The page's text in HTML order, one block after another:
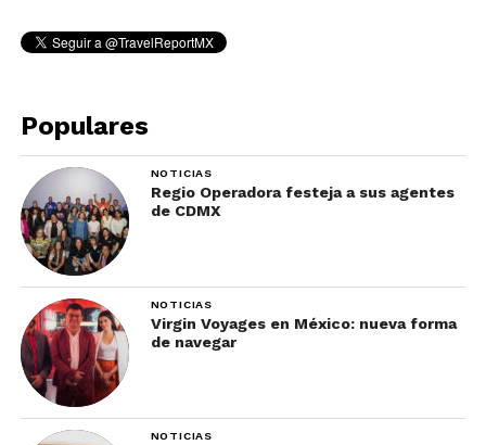
Populares
NOTICIAS
Regio Operadora festeja a sus agentes
de CDMX
NOTICIAS
Virgin Voyages en México: nueva forma
de navegar
NOTICIAS